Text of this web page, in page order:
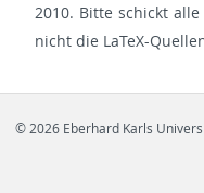
2010. Bitte schickt
nicht die LaTeX-
© 2026 Eberhard Karls